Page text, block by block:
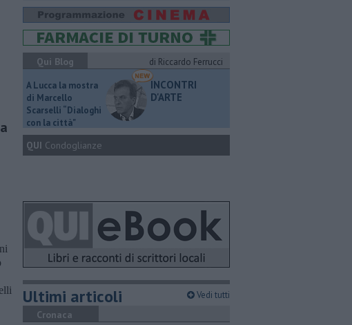
Qui Blog
di Riccardo Ferrucci
A Lucca la mostra
di Marcello
Scarselli “Dialoghi
con la città"
INCONTRI
D'ARTE
QUI Condoglianze
Ultimi articoli Vedi tutti
Cronaca